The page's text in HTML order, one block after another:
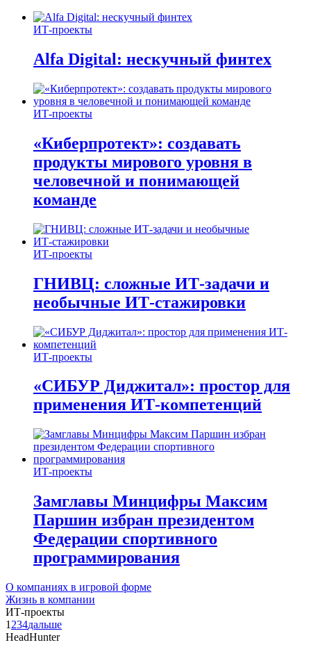
ИТ-проекты
Alfa Digital: нескучный финтех
ИТ-проекты
«Киберпротект»: создавать
продукты мирового уровня в
человечной и понимающей
команде
ИТ-проекты
ГНИВЦ: сложные ИТ‑задачи и
необычные ИТ‑стажировки
ИТ-проекты
«СИБУР Диджитал»: простор для
применения ИТ-компетенций
ИТ-проекты
Замглавы Минцифры Максим
Паршин избран президентом
Федерации спортивного
программирования
О компаниях в игровой форме
Жизнь в компании
ИТ-проекты
1 234дальше
HeadHunter